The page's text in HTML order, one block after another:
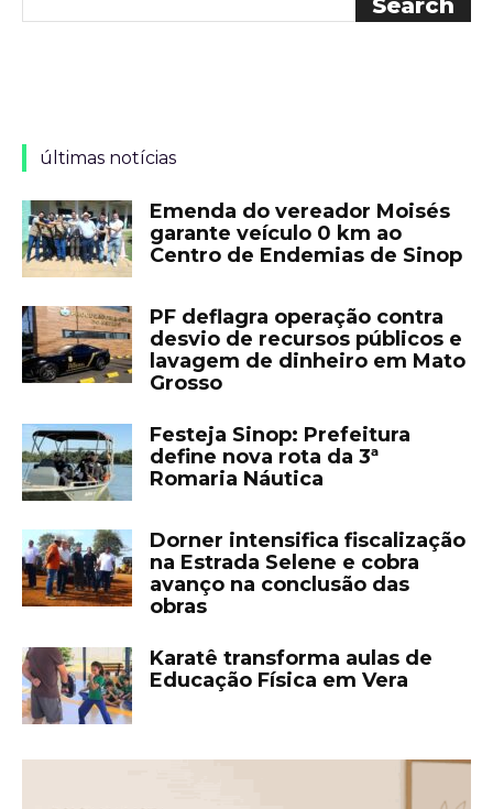
últimas notícias
Emenda do vereador Moisés
garante veículo 0 km ao
Centro de Endemias de Sinop
PF deflagra operação contra
desvio de recursos públicos e
lavagem de dinheiro em Mato
Grosso
Festeja Sinop: Prefeitura
define nova rota da 3ª
Romaria Náutica
Dorner intensifica fiscalização
na Estrada Selene e cobra
avanço na conclusão das
obras
Karatê transforma aulas de
Educação Física em Vera